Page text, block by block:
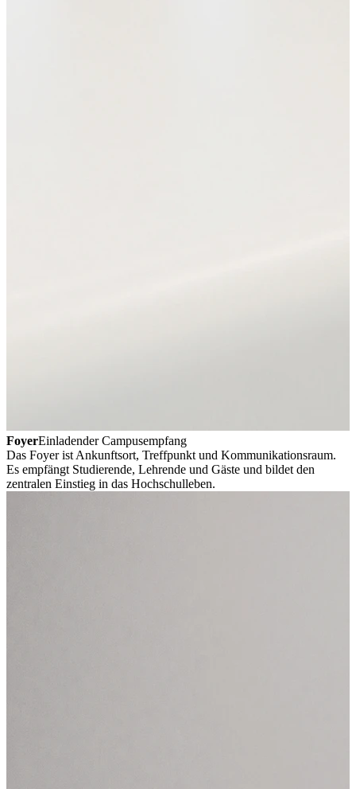
FoyerEinladender Campusempfang
Das Foyer ist Ankunftsort, Treffpunkt und Kommunikationsraum.
Es empfängt Studierende, Lehrende und Gäste und bildet den
zentralen Einstieg in das Hochschulleben.